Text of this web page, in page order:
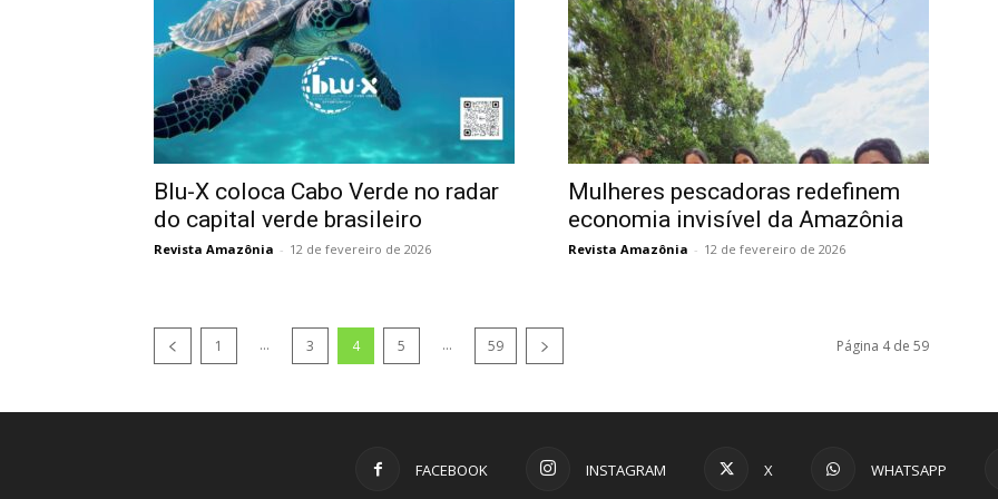
Blu-X coloca Cabo Verde no radar
do capital verde brasileiro
Revista Amazônia - 12 de fevereiro de 2026
Mulheres pescadoras redefinem
economia invisível da Amazônia
Revista Amazônia - 12 de fevereiro de 2026
1 ... 3 4 5 ... 59 Página 4 de 59
FACEBOOK INSTAGRAM X WHATSAPP